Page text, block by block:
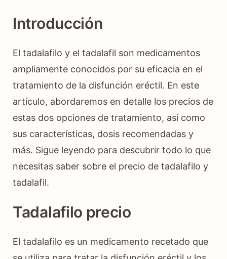
Introducción
El tadalafilo y el tadalafil son medicamentos
ampliamente conocidos por su eficacia en el
tratamiento de la disfunción eréctil. En este
artículo, abordaremos en detalle los precios de
estas dos opciones de tratamiento, así como
sus características, dosis recomendadas y
más. Sigue leyendo para descubrir todo lo que
necesitas saber sobre el precio de tadalafilo y
tadalafil.
Tadalafilo precio
El tadalafilo es un medicamento recetado que